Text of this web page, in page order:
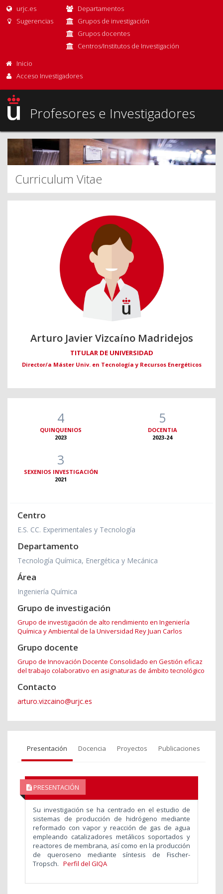
urjc.es
Sugerencias
Departamentos
Grupos de investigación
Grupos docentes
Centros/Institutos de Investigación
Inicio
Acceso Investigadores
Profesores e Investigadores
Curriculum Vitae
Arturo Javier Vizcaíno Madridejos
TITULAR DE UNIVERSIDAD
Director/a Máster Univ. en Tecnología y Recursos Energéticos
4
QUINQUENIOS
2023
5
DOCENTIA
2023-24
3
SEXENIOS INVESTIGACIÓN
2021
Centro
E.S. CC. Experimentales y Tecnología
Departamento
Tecnología Química, Energética y Mecánica
Área
Ingeniería Química
Grupo de investigación
Grupo de investigación de alto rendimiento en Ingeniería
Química y Ambiental de la Universidad Rey Juan Carlos
Grupo docente
Grupo de Innovación Docente Consolidado en Gestión eficaz
del trabajo colaborativo en asignaturas de ámbito tecnológico
Contacto
arturo.vizcaino@urjc.es
Presentación Docencia Proyectos Publicaciones
PRESENTACIÓN
Su investigación se ha centrado en el estudio de
sistemas de producción de hidrógeno mediante
reformado con vapor y reacción de gas de agua
empleando catalizadores metálicos soportados y
reactores de membrana, así como en la producción
de queroseno mediante síntesis de Fischer-
Tropsch. Perfil del GIQA